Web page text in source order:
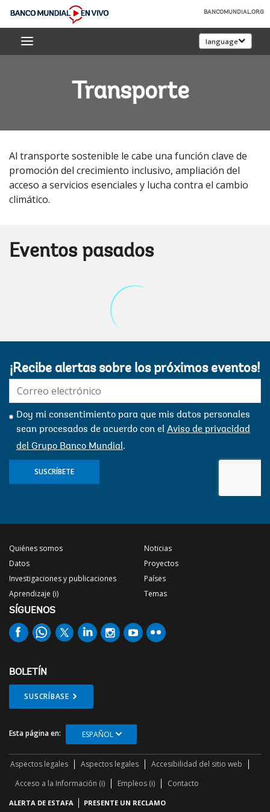
Skip
Main
Banco
Mundial
BANCOMUNDIAL.ORG
language
Transporte
Al transporte sostenible le cabe una función clave de
promoción del crecimiento inclusivo, ampliación del
acceso a servicios esenciales y lucha contra el cambio
climático.
Eventos pasados
¡Recibe alertas sobre los próximos eventos!
mail:
Doy mi consentimiento para que mis datos personales
sean procesados ​​de acuerdo con el Aviso de privacidad
del Grupo Banco Mundial.
SUSCRÍBETE
Quiénes somos
Datos
Investigaciones y publicaciones
Aprendizaje (i)
Noticias
Proyectos
Países
Temas
SÍGUENOS
BOLETÍN
SUSCRÍBASE
Esta página en: ESPAÑOL
Aspectos legales Aspectos legales
Accesibilidad del sitio web
Acceso a la Información (i)
Empleos (i) Contacto
ALERTA DE ESTAFA PRESENTE UN RECLAMO